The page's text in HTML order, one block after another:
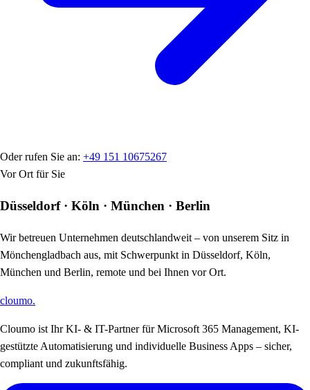
Oder rufen Sie an: +49 151 10675267
Vor Ort für Sie
Düsseldorf · Köln · München · Berlin
Wir betreuen Unternehmen deutschlandweit – von unserem Sitz in
Mönchengladbach aus, mit Schwerpunkt in Düsseldorf, Köln,
München und Berlin, remote und bei Ihnen vor Ort.
cloumo.
Cloumo ist Ihr KI- & IT-Partner für Microsoft 365 Management, KI-
gestützte Automatisierung und individuelle Business Apps – sicher,
compliant und zukunftsfähig.